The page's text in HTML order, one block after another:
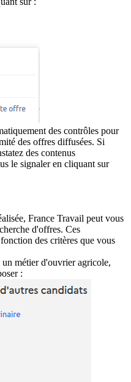
des contrôles pour
des offres diffusées. Si
des contenus
le signaler en cliquant sur
France Travail peut vous
d'offres. Ces
des critères que vous
métier d'ouvrier agricole,
: